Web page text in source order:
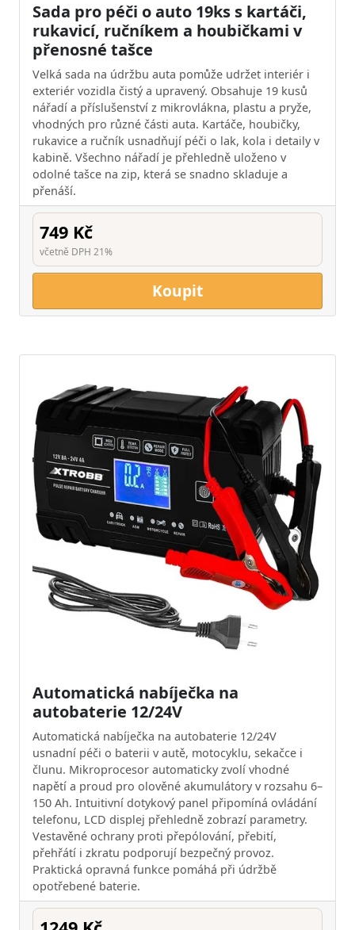
Sada pro péči o auto 19ks s kartáči,
rukavicí, ručníkem a houbičkami v
přenosné tašce
Velká sada na údržbu auta pomůže udržet interiér i
exteriér vozidla čistý a upravený. Obsahuje 19 kusů
nářadí a příslušenství z mikrovlákna, plastu a pryže,
vhodných pro různé části auta. Kartáče, houbičky,
rukavice a ručník usnadňují péči o lak, kola i detaily v
kabině. Všechno nářadí je přehledně uloženo v
odolné tašce na zip, která se snadno skladuje a
přenáší.
749 Kč
včetně DPH 21%
Koupit
Automatická nabíječka na
autobaterie 12/24V
Automatická nabíječka na autobaterie 12/24V
usnadní péči o baterii v autě, motocyklu, sekačce i
člunu. Mikroprocesor automaticky zvolí vhodné
napětí a proud pro olověné akumulátory v rozsahu 6–
150 Ah. Intuitivní dotykový panel připomíná ovládání
telefonu, LCD displej přehledně zobrazí parametry.
Vestavěné ochrany proti přepólování, přebití,
přehřátí i zkratu podporují bezpečný provoz.
Praktická opravná funkce pomáhá při údržbě
opotřebené baterie.